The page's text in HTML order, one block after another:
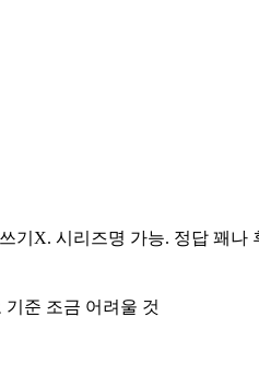
기X. 시리즈명 가능. 정답 꽤나
준 조금 어려울 것